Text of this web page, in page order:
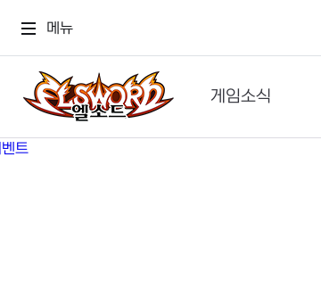
메뉴
게임소식
공지사항